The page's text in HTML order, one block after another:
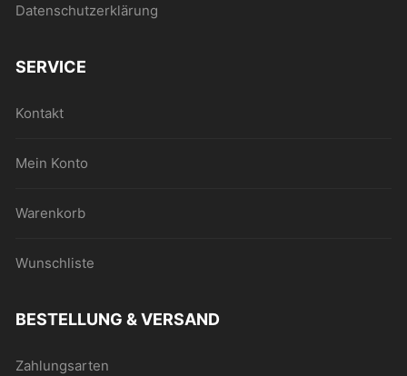
Datenschutzerklärung
SERVICE
Kontakt
Mein Konto
Warenkorb
Wunschliste
BESTELLUNG & VERSAND
Zahlungsarten